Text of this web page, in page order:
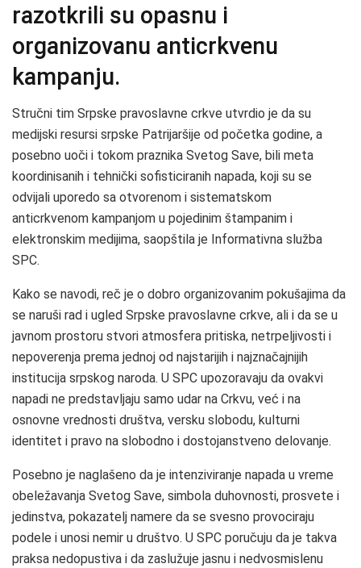
razotkrili su opasnu i
organizovanu anticrkvenu
kampanju.
Stručni tim Srpske pravoslavne crkve utvrdio je da su
medijski resursi srpske Patrijaršije od početka godine, a
posebno uoči i tokom praznika Svetog Save, bili meta
koordinisanih i tehnički sofisticiranih napada, koji su se
odvijali uporedo sa otvorenom i sistematskom
anticrkvenom kampanjom u pojedinim štampanim i
elektronskim medijima, saopštila je Informativna služba
SPC.
Kako se navodi, reč je o dobro organizovanim pokušajima da
se naruši rad i ugled Srpske pravoslavne crkve, ali i da se u
javnom prostoru stvori atmosfera pritiska, netrpeljivosti i
nepoverenja prema jednoj od najstarijih i najznačajnijih
institucija srpskog naroda. U SPC upozoravaju da ovakvi
napadi ne predstavljaju samo udar na Crkvu, već i na
osnovne vrednosti društva, versku slobodu, kulturni
identitet i pravo na slobodno i dostojanstveno delovanje.
Posebno je naglašeno da je intenziviranje napada u vreme
obeležavanja Svetog Save, simbola duhovnosti, prosvete i
jedinstva, pokazatelj namere da se svesno provociraju
podele i unosi nemir u društvo. U SPC poručuju da je takva
praksa nedopustiva i da zaslužuje jasnu i nedvosmislenu